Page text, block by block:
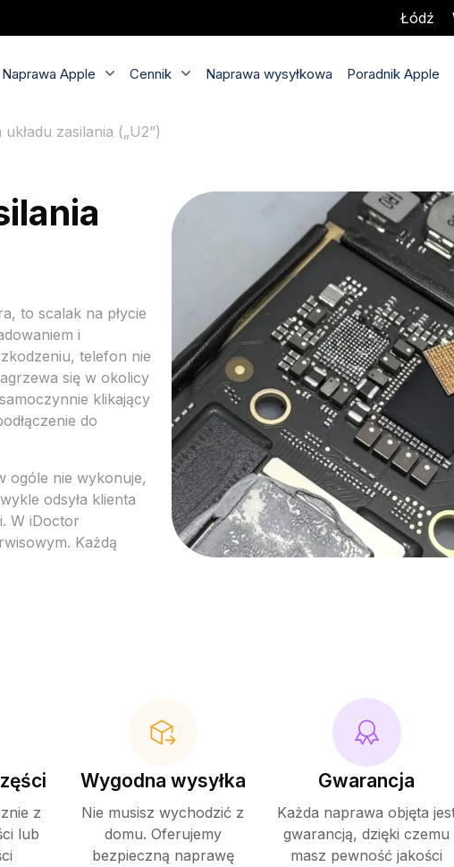
Łódź
Naprawa Apple Cennik Naprawa wysyłkowa Poradnik Apple
zasilania („U2”)
to scalak na płycie
i
telefon nie
się w okolicy
samoczynnie klikający
do
ogóle nie wykonuje,
odsyła klienta
W iDoctor
Każdą
z
lub
Wygodna wysyłka
Nie musisz wychodzić z
domu. Oferujemy
bezpieczną naprawę
Gwarancja
Każda naprawa objęta
gwarancją, dzięki czemu
masz pewność jakości